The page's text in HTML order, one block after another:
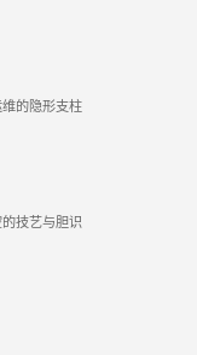
的隐形支柱
技艺与胆识